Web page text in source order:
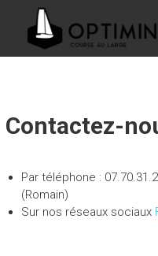
content
LES OPTIMINISTES
Contactez-
Par téléphone :
(Romain)
Sur nos réseaux sociaux